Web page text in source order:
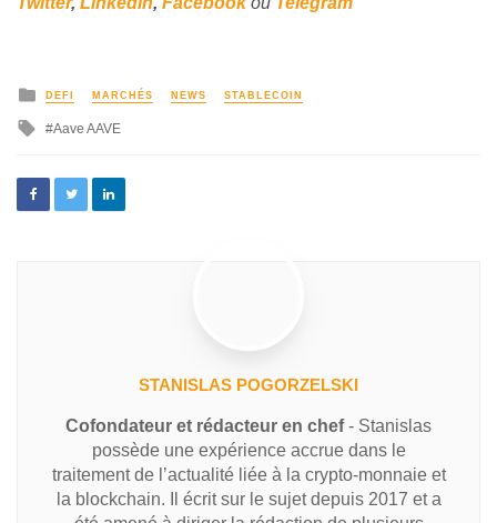
DEFI MARCHÉS NEWS STABLECOIN
Aave AAVE
STANISLAS POGORZELSKI
Cofondateur et rédacteur en chef- Stanislas
possède une expérience accrue dans le
traitement de l’actualité liée à la crypto-monnaie et
la blockchain. Il écrit sur le sujet depuis 2017 et a